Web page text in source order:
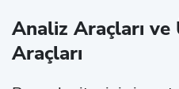
Analiz Araçları ve
Araçları